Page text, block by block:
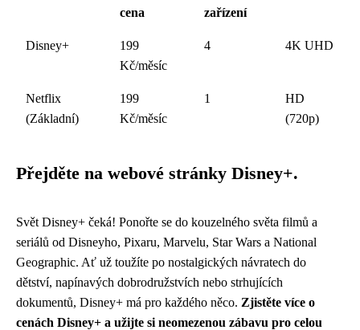
cena
zařízení
Disney+
199
Kč/měsíc
4 4K UHD
Netflix
(Základní)
199
Kč/měsíc
1
HD
(720p)
Přejděte na webové stránky Disney+.
Svět Disney+ čeká! Ponořte se do kouzelného světa filmů a
seriálů od Disneyho, Pixaru, Marvelu, Star Wars a National
Geographic. Ať už toužíte po nostalgických návratech do
dětství, napínavých dobrodružstvích nebo strhujících
dokumentů, Disney+ má pro každého něco. Zjistěte více o
cenách Disney+ a užijte si neomezenou zábavu pro celou